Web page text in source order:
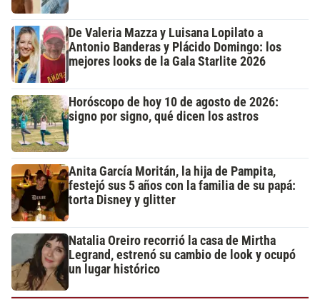
De Valeria Mazza y Luisana Lopilato a
Antonio Banderas y Plácido Domingo: los
mejores looks de la Gala Starlite 2026
Horóscopo de hoy 10 de agosto de 2026:
signo por signo, qué dicen los astros
Anita García Moritán, la hija de Pampita,
festejó sus 5 años con la familia de su papá:
torta Disney y glitter
Natalia Oreiro recorrió la casa de Mirtha
Legrand, estrenó su cambio de look y ocupó
un lugar histórico